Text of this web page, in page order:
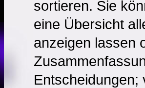
sortieren. Sie
eine Übersicht
anzeigen lassen
Entscheidungen;